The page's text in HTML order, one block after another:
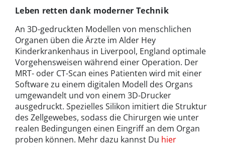
Leben retten dank moderner Technik
An 3D-gedruckten Modellen von menschlichen
Organen üben die Ärzte im Alder Hey
Kinderkrankenhaus in Liverpool, England optimale
Vorgehensweisen während einer Operation. Der
MRT- oder CT-Scan eines Patienten wird mit einer
Software zu einem digitalen Modell des Organs
umgewandelt und von einem 3D-Drucker
ausgedruckt. Spezielles Silikon imitiert die Struktur
des Zellgewebes, sodass die Chirurgen wie unter
realen Bedingungen einen Eingriff an dem Organ
proben können. Mehr dazu kannst Du hier